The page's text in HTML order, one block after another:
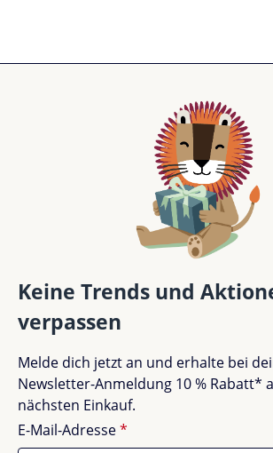
Keine Trends und
verpassen
Melde dich jetzt an und erhalte bei
Newsletter-Anmeldung 10 % Rabatt*
nächsten Einkauf.
E-Mail-Adresse*